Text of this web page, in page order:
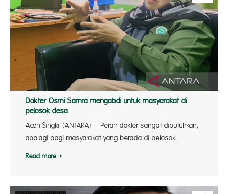
Dokter Osmi Samra mengabdi untuk masyarakat di
pelosok desa
Aceh Singkil (ANTARA) – Peran dokter sangat dibutuhkan,
apalagi bagi masyarakat yang berada di pelosok…
Read more